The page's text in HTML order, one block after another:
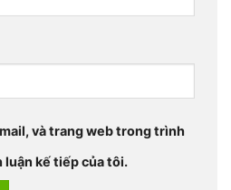
và trang web trong trình
luận kế tiếp của tôi.